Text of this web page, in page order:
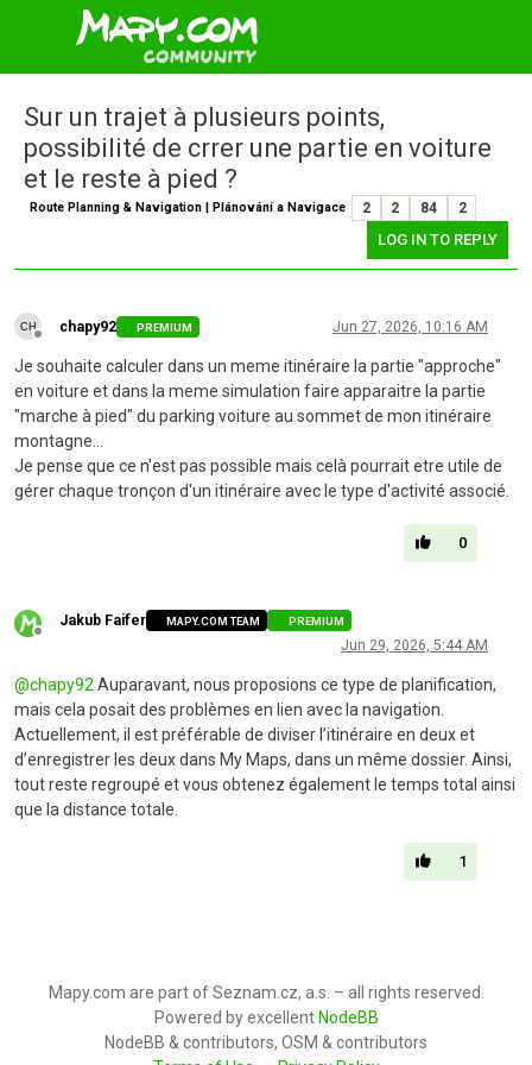
Sur un trajet à plusieurs points,
possibilité de crrer une partie en voiture
et le reste à pied ?
Route Planning & Navigation | Plánování a Navigace 2 2 84 2
LOG IN TO REPLY
chapy92 PREMIUM Jun 27, 2026, 10:16 AM
Je souhaite calculer dans un meme itinéraire la partie "approche"
en voiture et dans la meme simulation faire apparaitre la partie
"marche à pied" du parking voiture au sommet de mon itinéraire
montagne...
Je pense que ce n'est pas possible mais celà pourrait etre utile de
gérer chaque tronçon d'un itinéraire avec le type d'activité associé.
0
Jakub Faifer MAPY.COM TEAM PREMIUM
Jun 29, 2026, 5:44 AM
@chapy92 Auparavant, nous proposions ce type de planification,
mais cela posait des problèmes en lien avec la navigation.
Actuellement, il est préférable de diviser l’itinéraire en deux et
d’enregistrer les deux dans My Maps, dans un même dossier. Ainsi,
tout reste regroupé et vous obtenez également le temps total ainsi
que la distance totale.
1
Mapy.com are part of Seznam.cz, a.s. – all rights reserved.
Powered by excellent NodeBB
NodeBB & contributors, OSM & contributors